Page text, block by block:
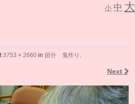
施設 なごみの里
小 中 大
3753 × 2660 in節分 鬼作り .
Next